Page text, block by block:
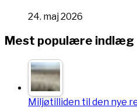
24. maj 2026
Mest populære indlæg
Miljøtilliden til den nye